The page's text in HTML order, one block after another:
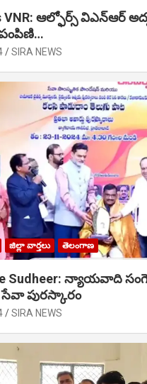
VNR: ఆల్ఫోర్స్ విఎన్ఆర్
పంపిణి…
SIRA NEWS
జిల్లా వార్తలు తెలంగాణ
Sudheer: న్యాయవాది
సేవా పురస్కారం
SIRA NEWS